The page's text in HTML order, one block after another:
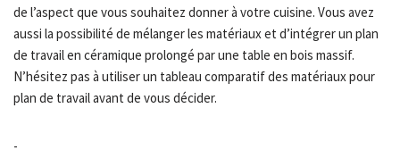
de l’aspect que vous souhaitez donner à votre cuisine. Vous avez
aussi la possibilité de mélanger les matériaux et d’intégrer un plan
de travail en céramique prolongé par une table en bois massif.
N’hésitez pas à utiliser un tableau comparatif des matériaux pour
plan de travail avant de vous décider.
-